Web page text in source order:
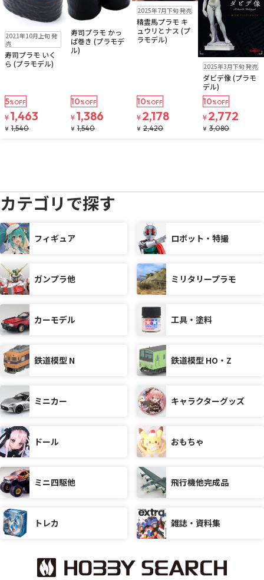
在庫なし
注文再開メール
2021年10月上旬 発
売
寿司プラモ いく
ら (プラモデル)
5%OFF
¥ 1,463
¥ 1,540
注文再開メール
寿司プラモ かっ
ぱ巻き (プラモデ
ル)
10%OFF
¥ 1,386
¥ 1,540
在庫なし
注文再開メール
2025年7月下旬 発売
精霊馬プラモ キ
ュウリとナス (プ
ラモデル)
10%OFF
¥ 2,178
¥ 2,420
在庫なし
注文再開メール
2025年3月下旬 発売
ダビデ像 (プラモ
デル)
10%OFF
¥ 2,772
¥ 3,080
カテゴリで探す
フィギュア ロボット・特撮
ガンプラ他 ミリタリープラモ
カーモデル 工具・塗料
鉄道模型 N 鉄道模型 HO・Z
ミニカー キャラクターグッズ
ドール おもちゃ
ミニ四駆他 飛行機他完成品
トレカ 雑誌・資料集